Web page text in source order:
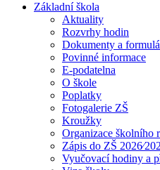
Základní škola
Aktuality
Rozvrhy hodin
Dokumenty a
Povinné informace
E-podatelna
O škole
Poplatky
Fotogalerie ZŠ
Kroužky
Organizace školního
Zápis do ZŠ
Vyučovací hodiny a